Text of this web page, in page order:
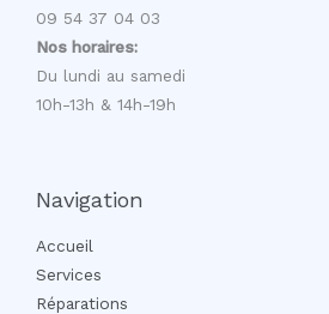
09 54 37 04 03
Nos horaires:
Du lundi au samedi
10h-13h & 14h-19h
Navigation
Accueil
Services
Réparations